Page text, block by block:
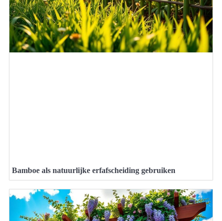
Bamboe als natuurlijke erfafscheiding gebruiken